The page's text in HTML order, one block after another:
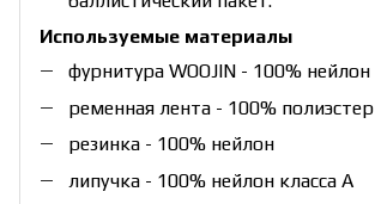
Используемые материалы
фурнитура WOOJIN - 100% нейлон
ременная лента - 100% полиэстер
резинка - 100% нейлон
липучка - 100% нейлон класса А